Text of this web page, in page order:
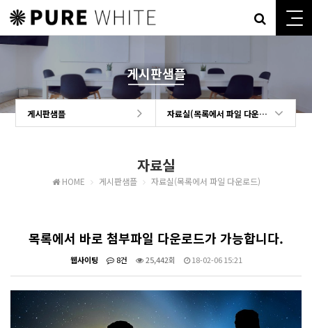
게시판샘플
게시판샘플 자료실(목록에서 파일 다운로드)
자료실
HOME 게시판샘플 자료실(목록에서 파일 다운로드)
목록에서 바로 첨부파일 다운로드가 가능합니다.
웹사이팅 8건 25,442회 18-02-06 15:21